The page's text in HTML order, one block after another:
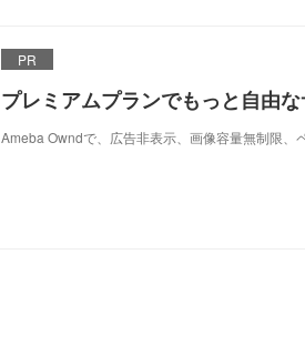
PR
プレミアムプランでもっと自由
Ameba Owndで、広告非表示、画像容量無制限、